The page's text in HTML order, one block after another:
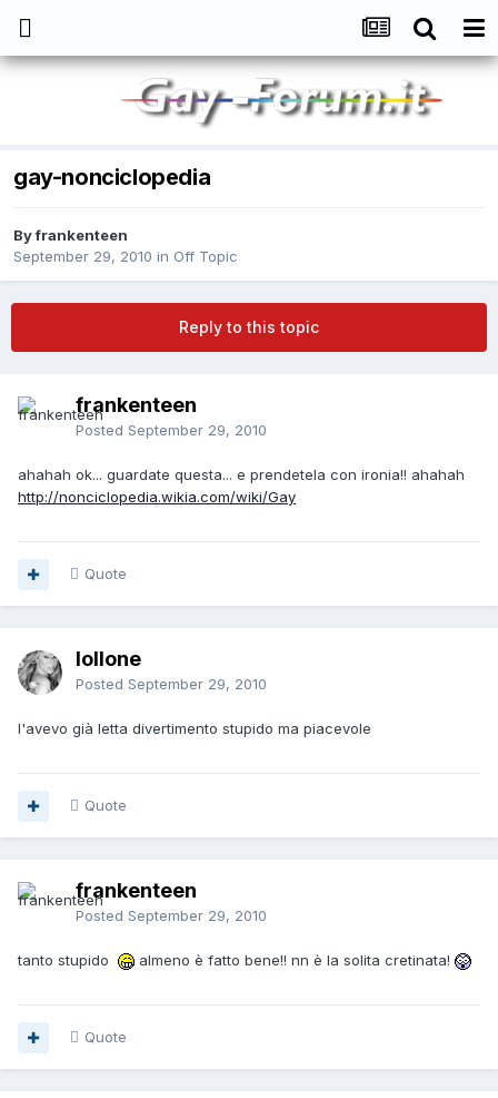
gay-nonciclopedia
Byfrankenteen
September 29, 2010 in Off Topic
Reply to this topic
frankenteen
Posted September 29, 2010
ahahah ok... guardate questa... e prendetela con ironia!! ahahah
http://nonciclopedia.wikia.com/wiki/Gay
Quote
lollone
Posted September 29, 2010
l'avevo già letta divertimento stupido ma piacevole
Quote
frankenteen
Posted September 29, 2010
tanto stupido almeno è fatto bene!! nn è la solita cretinata!
Quote